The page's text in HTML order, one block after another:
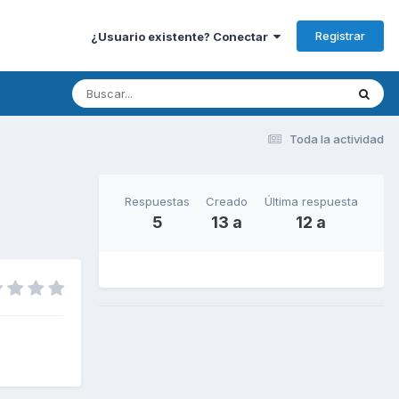
¿Usuario existente? Conectar Registrar
Toda la actividad
Respuestas
5
Creado
13 a
Última respuesta
12 a